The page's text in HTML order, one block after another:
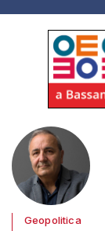
Geopolitica